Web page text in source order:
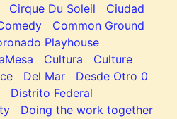
Cirque Du Soleil
Ciudad
Common Ground
Playhouse
Cultura
Culture
Del Mar
Desde Otro 0
Distrito Federal
Doing the work together